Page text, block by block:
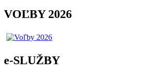
VOĽBY 2026
e-SLUŽBY